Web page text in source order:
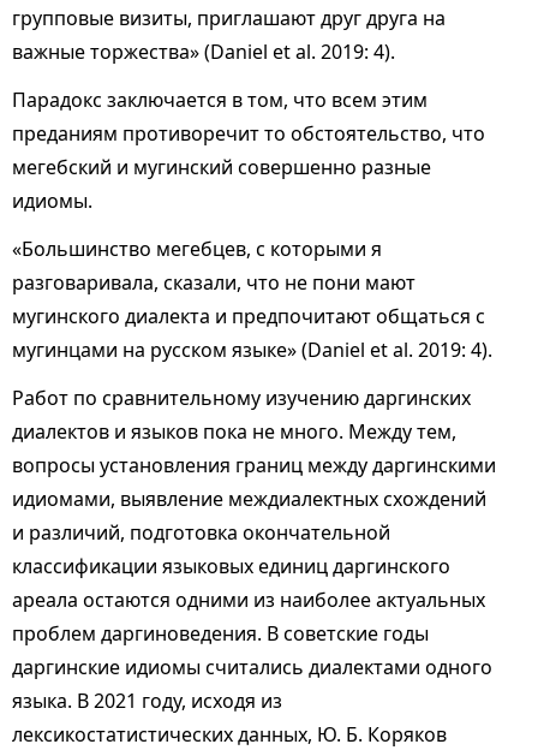
групповые визиты, приглашают друг друга на
важные торжества» (Daniel et al. 2019: 4).
Парадокс заключается в том, что всем этим
преданиям противоречит то обстоятельство, что
мегебский и мугинский совершенно разные
идиомы.
«Большинство мегебцев, с которыми я
разговаривала, сказали, что не пони мают
мугинского диалекта и предпочитают общаться с
мугинцами на русском языке» (Daniel et al. 2019: 4).
Работ по сравнительному изучению даргинских
диалектов и языков пока не много. Между тем,
вопросы установления границ между даргинскими
идиомами, выявление междиалектных схождений
и различий, подготовка окончательной
классификации языковых единиц даргинского
ареала остаются одними из наиболее актуальных
проблем даргиноведения. В советские годы
даргинские идиомы считались диалектами одного
языка. В 2021 году, исходя из
лексикостатистических данных, Ю. Б. Коряков